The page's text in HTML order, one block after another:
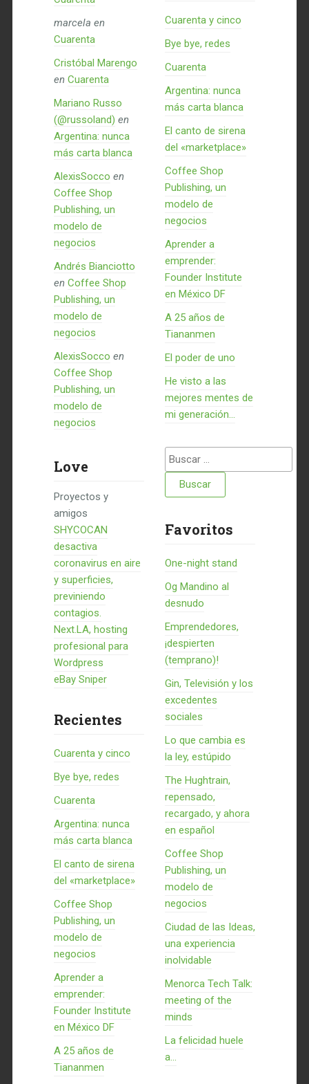
marcela en
Cuarenta
Cristóbal Marengo
en Cuarenta
Mariano Russo
(@russoland) en
Argentina: nunca
más carta blanca
AlexisSocco en
Coffee Shop
Publishing, un
modelo de
negocios
Andrés Bianciotto
en Coffee Shop
Publishing, un
modelo de
negocios
AlexisSocco en
Coffee Shop
Publishing, un
modelo de
negocios
Love
Proyectos y
amigos
SHYCOCAN
desactiva
coronavirus en aire
y superficies,
previniendo
contagios.
Next.LA, hosting
profesional para
Wordpress
eBay Sniper
Recientes
Cuarenta y cinco
Bye bye, redes
Cuarenta
Argentina: nunca
más carta blanca
El canto de sirena
del «marketplace»
Coffee Shop
Publishing, un
modelo de
negocios
Aprender a
emprender:
Founder Institute
en México DF
A 25 años de
Tiananmen
Cuarenta y cinco
Bye bye, redes
Cuarenta
Argentina: nunca
más carta blanca
El canto de sirena
del «marketplace»
Coffee Shop
Publishing, un
modelo de
negocios
Aprender a
emprender:
Founder Institute
en México DF
A 25 años de
Tiananmen
El poder de uno
He visto a las
mejores mentes de
mi generación…
Buscar:
Favoritos
One-night stand
Og Mandino al
desnudo
Emprendedores,
¡despierten
(temprano)!
Gin, Televisión y los
excedentes
sociales
Lo que cambia es
la ley, estúpido
The Hughtrain,
repensado,
recargado, y ahora
en español
Coffee Shop
Publishing, un
modelo de
negocios
Ciudad de las Ideas,
una experiencia
inolvidable
Menorca Tech Talk:
meeting of the
minds
La felicidad huele
a...